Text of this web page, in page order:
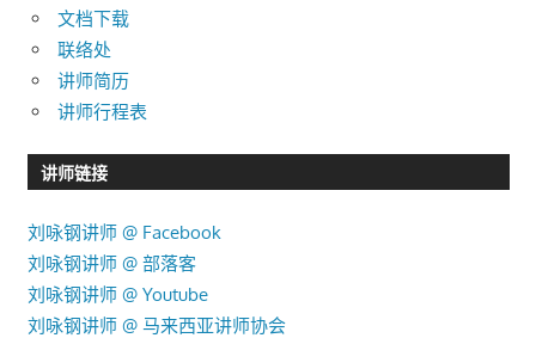
文档下载
联络处
讲师简历
讲师行程表
讲师链接
刘咏钢讲师 @ Facebook
刘咏钢讲师 @ 部落客
刘咏钢讲师 @ Youtube
刘咏钢讲师 @ 马来西亚讲师协会